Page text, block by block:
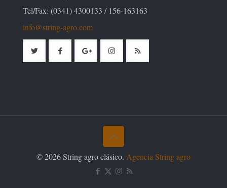
Tel/Fax: (0341) 4300133 / 156-163163
info@string-agro.com
© 2026 String agro clásico. Agencia String agro